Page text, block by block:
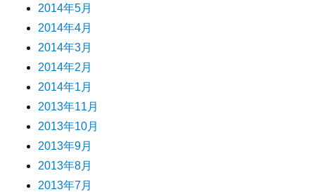
2014年5月
2014年4月
2014年3月
2014年2月
2014年1月
2013年11月
2013年10月
2013年9月
2013年8月
2013年7月